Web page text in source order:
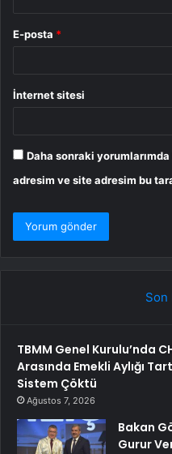
E-posta *
İnternet sitesi
Daha sonraki
adresim ve site adresim bu
Son
TBMM Genel Kurulu’nda
Arasında Emekli Aylığı
Sistem Çöktü
Ağustos 7, 2026
Bakan
Gurur